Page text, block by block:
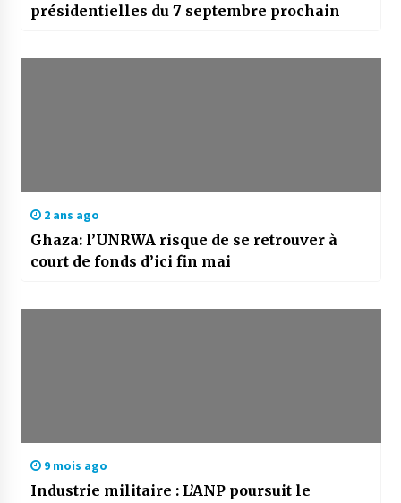
présidentielles du 7 septembre prochain
2 ans ago
Ghaza: l’UNRWA risque de se retrouver à
court de fonds d’ici fin mai
9 mois ago
Industrie militaire : L’ANP poursuit le